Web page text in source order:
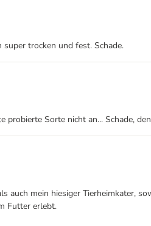
trocken und fest. Schade.
probierte Sorte nicht an... Schade,
mein hiesiger Tierheimkater,
Futter erlebt.